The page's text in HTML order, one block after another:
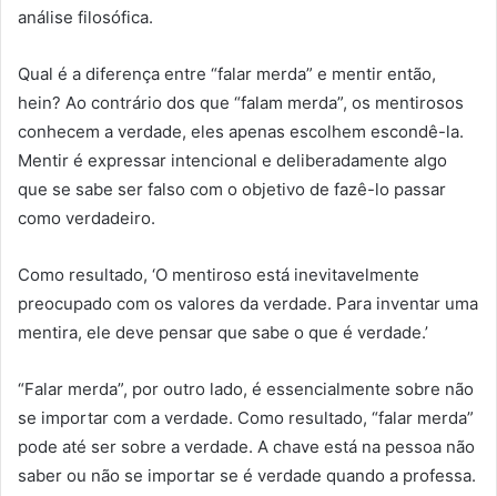
análise filosófica.
Qual é a diferença entre “falar merda” e mentir então,
hein? Ao contrário dos que “falam merda”, os mentirosos
conhecem a verdade, eles apenas escolhem escondê-la.
Mentir é expressar intencional e deliberadamente algo
que se sabe ser falso com o objetivo de fazê-lo passar
como verdadeiro.
Como resultado, ‘O mentiroso está inevitavelmente
preocupado com os valores da verdade. Para inventar uma
mentira, ele deve pensar que sabe o que é verdade.’
“Falar merda”, por outro lado, é essencialmente sobre não
se importar com a verdade. Como resultado, “falar merda”
pode até ser sobre a verdade. A chave está na pessoa não
saber ou não se importar se é verdade quando a professa.